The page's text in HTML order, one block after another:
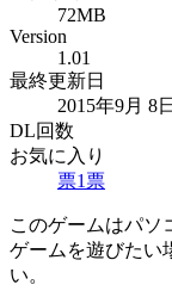
72MB
Version
1.01
最終更新日
2015年9月 8日
DL回数
お気に入り
票1票
このゲームはパソ
ゲームを遊びたい
い。